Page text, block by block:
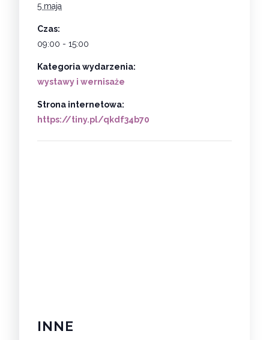
5 maja
Czas:
09:00 - 15:00
Kategoria wydarzenia:
wystawy i wernisaże
Strona internetowa:
https://tiny.pl/qkdf34b70
INNE